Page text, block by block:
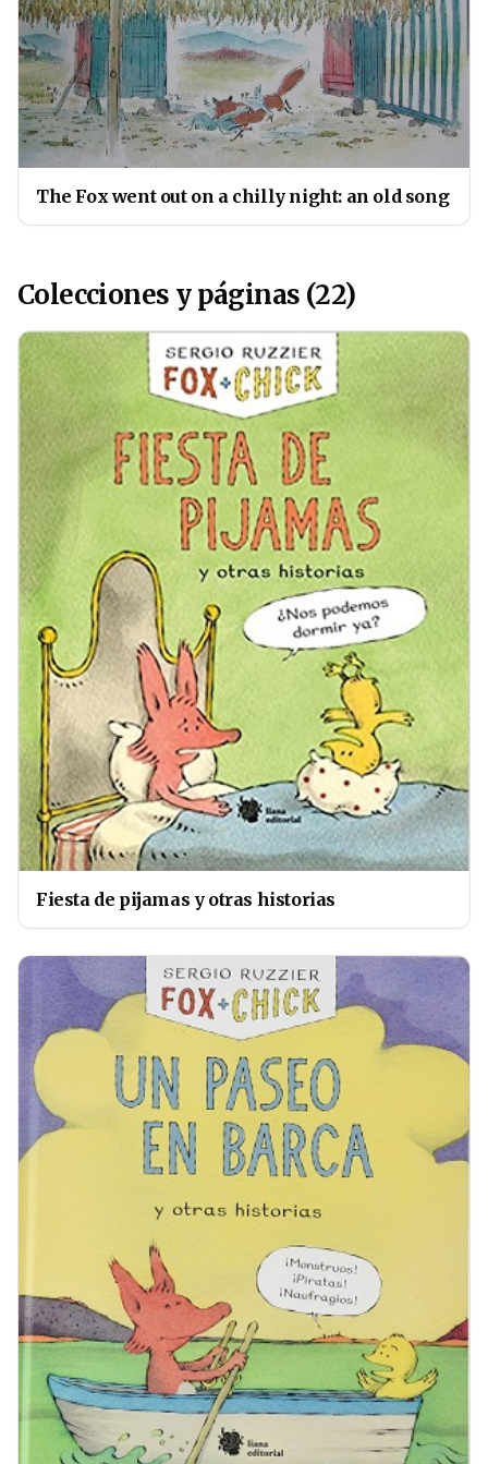
The Fox went out on a chilly night: an old song
Colecciones y páginas (22)
Fiesta de pijamas y otras historias